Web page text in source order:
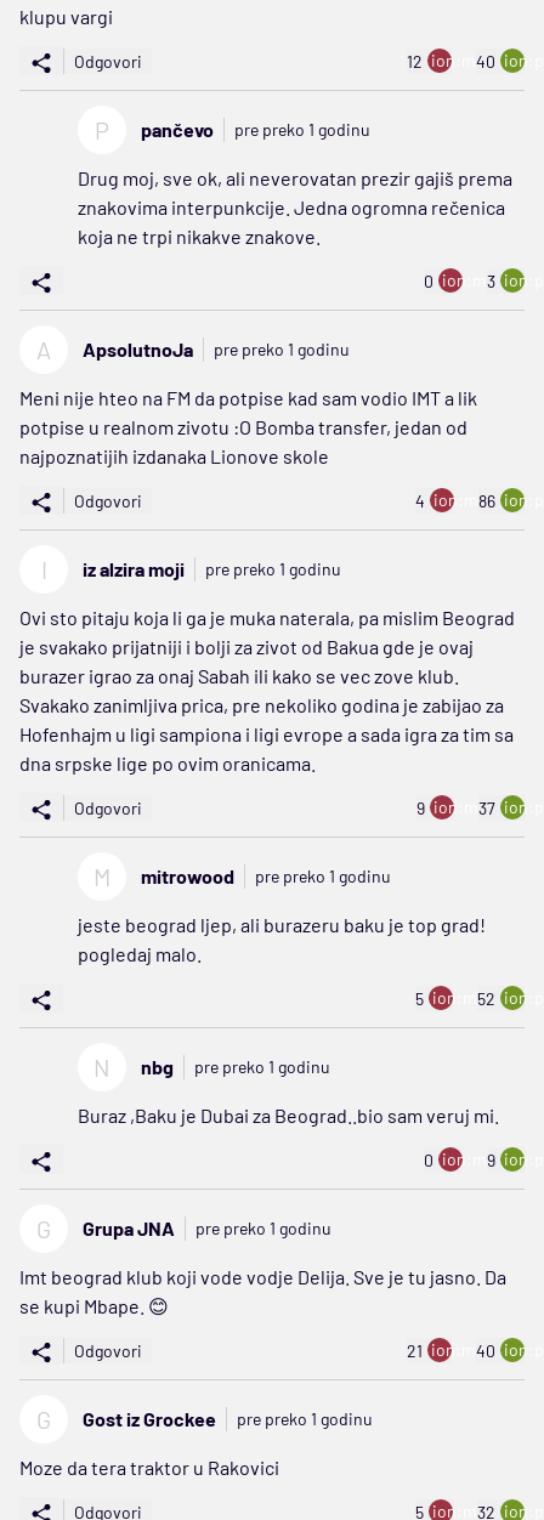
klupu vargi
Odgovori 12 ion:minus
40
P pančevo pre preko 1 godinu
Drug moj, sve ok, ali neverovatan prezir gajiš prema
znakovima interpunkcije. Jedna ogromna rečenica
koja ne trpi nikakve znakove.
0 ion:minus
3
A ApsolutnoJa pre preko 1 godinu
Meni nije hteo na FM da potpise kad sam vodio IMT a lik
potpise u realnom zivotu :O Bomba transfer, jedan od
najpoznatijih izdanaka Lionove skole
Odgovori 4 ion:minus
86
I iz alzira moji pre preko 1 godinu
Ovi sto pitaju koja li ga je muka naterala, pa mislim Beograd
je svakako prijatniji i bolji za zivot od Bakua gde je ovaj
burazer igrao za onaj Sabah ili kako se vec zove klub.
Svakako zanimljiva prica, pre nekoliko godina je zabijao za
Hofenhajm u ligi sampiona i ligi evrope a sada igra za tim sa
dna srpske lige po ovim oranicama.
Odgovori 9 ion:minus
37
M mitrowood pre preko 1 godinu
jeste beograd ljep, ali burazeru baku je top grad!
pogledaj malo.
5 ion:minus
52
N nbg pre preko 1 godinu
Buraz ,Baku je Dubai za Beograd..bio sam veruj mi.
0 ion:minus
9
G Grupa JNA pre preko 1 godinu
Imt beograd klub koji vode vodje Delija. Sve je tu jasno. Da
se kupi Mbape. 😊
Odgovori 21 ion:minus
40
G Gost iz Grockee pre preko 1 godinu
Moze da tera traktor u Rakovici
Odgovori 5 ion:minus
32